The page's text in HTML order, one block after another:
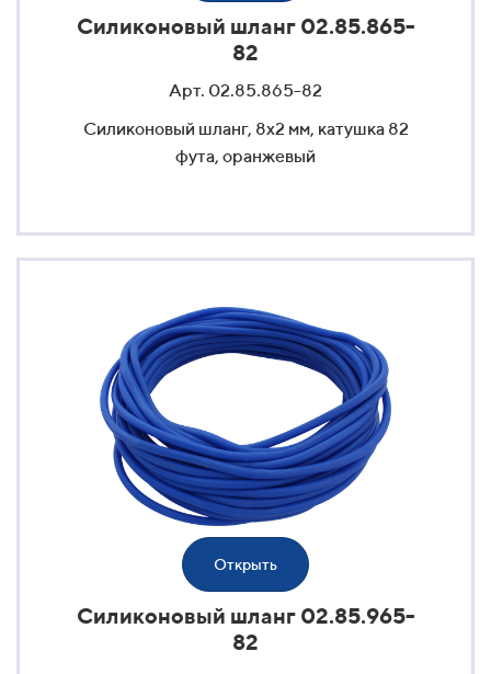
Силиконовый шланг 02.85.865-
82
Арт. 02.85.865-82
Силиконовый шланг, 8x2 мм, катушка 82
фута, оранжевый
Открыть
Силиконовый шланг 02.85.965-
82